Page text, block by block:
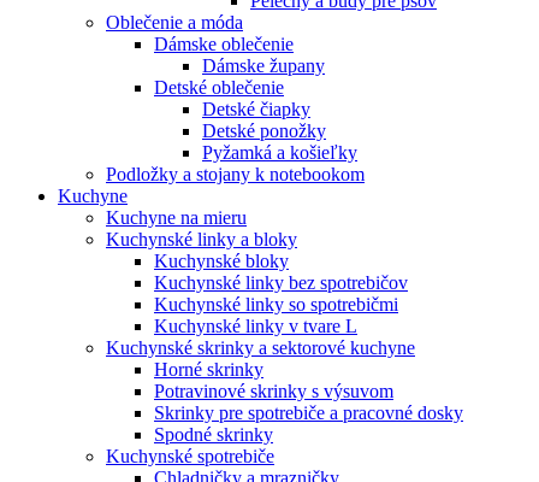
Oblečenie a móda
Dámske oblečenie
Dámske župany
Detské oblečenie
Detské čiapky
Detské ponožky
Pyžamká a košieľky
Podložky a stojany k notebookom
Kuchyne
Kuchyne na mieru
Kuchynské linky a bloky
Kuchynské bloky
Kuchynské linky bez spotrebičov
Kuchynské linky so spotrebičmi
Kuchynské linky v tvare L
Kuchynské skrinky a sektorové kuchyne
Horné skrinky
Potravinové skrinky s výsuvom
Skrinky pre spotrebiče a pracovné dosky
Spodné skrinky
Kuchynské spotrebiče
Chladničky a mrazničky